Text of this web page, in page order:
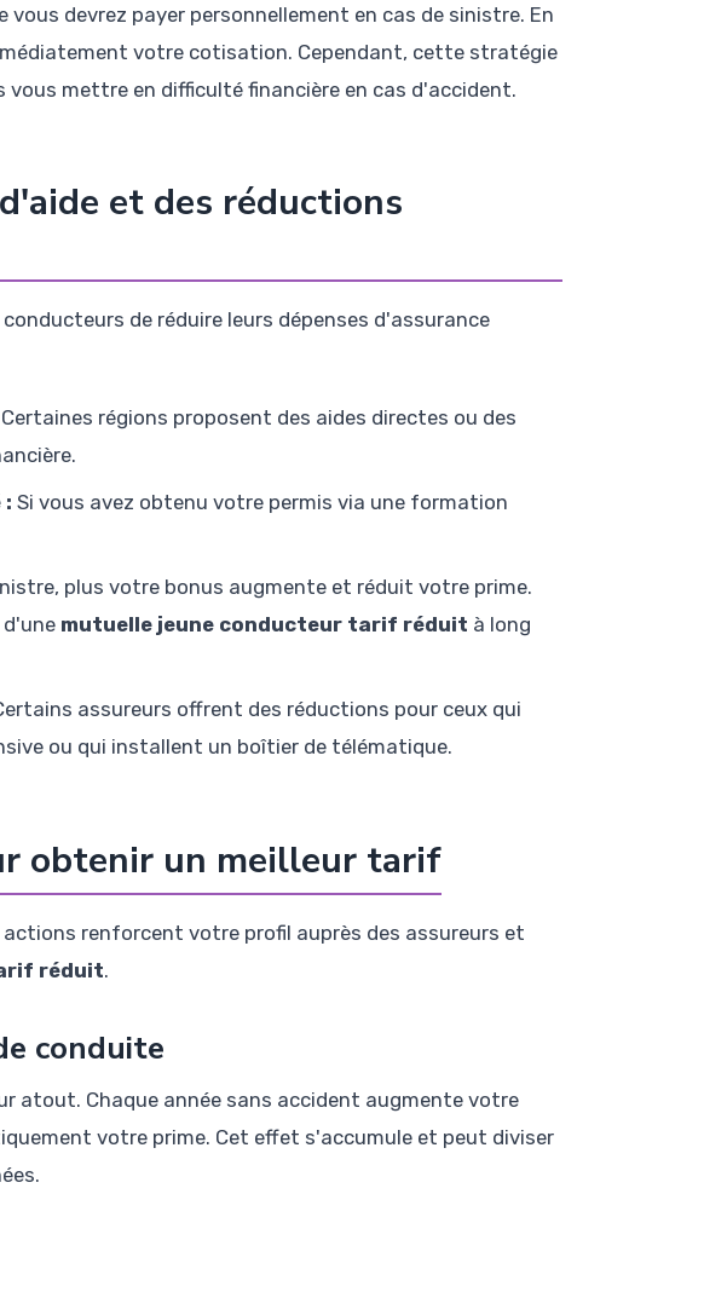
devrez payer personnellement en cas de sinistre. En
votre cotisation. Cependant, cette stratégie
vous mettre en difficulté financière en cas d'accident.
et des réductions
de réduire leurs dépenses d'assurance
Certaines régions proposent des aides directes ou des
: Si vous avez obtenu votre permis via une formation
plus votre bonus augmente et réduit votre prime.
d'une mutuelle jeune conducteur tarif réduit à long
assureurs offrent des réductions pour ceux qui
ou qui installent un boîtier de télématique.
obtenir un meilleur tarif
renforcent votre profil auprès des assureurs et
réduit.
conduite
atout. Chaque année sans accident augmente votre
votre prime. Cet effet s'accumule et peut diviser